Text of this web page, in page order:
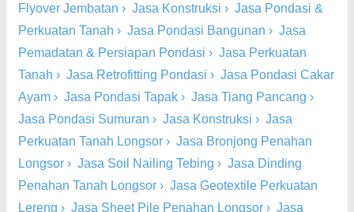
Flyover Jembatan › Jasa Konstruksi › Jasa Pondasi &
Perkuatan Tanah › Jasa Pondasi Bangunan › Jasa
Pemadatan & Persiapan Pondasi › Jasa Perkuatan
Tanah › Jasa Retrofitting Pondasi › Jasa Pondasi Cakar
Ayam › Jasa Pondasi Tapak › Jasa Tiang Pancang ›
Jasa Pondasi Sumuran › Jasa Konstruksi › Jasa
Perkuatan Tanah Longsor › Jasa Bronjong Penahan
Longsor › Jasa Soil Nailing Tebing › Jasa Dinding
Penahan Tanah Longsor › Jasa Geotextile Perkuatan
Lereng › Jasa Sheet Pile Penahan Longsor › Jasa